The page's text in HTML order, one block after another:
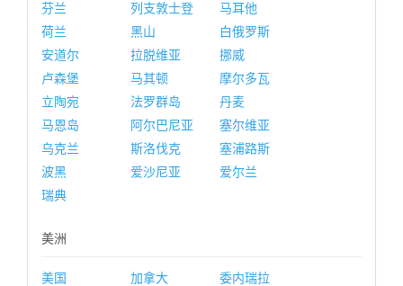
芬兰
列支敦士登
马耳他
荷兰
黑山
白俄罗斯
安道尔
拉脱维亚
挪威
卢森堡
马其顿
摩尔多瓦
立陶宛
法罗群岛
丹麦
马恩岛
阿尔巴尼亚
塞尔维亚
乌克兰
斯洛伐克
塞浦路斯
波黑
爱沙尼亚
爱尔兰
瑞典
美洲
美国 加拿大
委内瑞拉